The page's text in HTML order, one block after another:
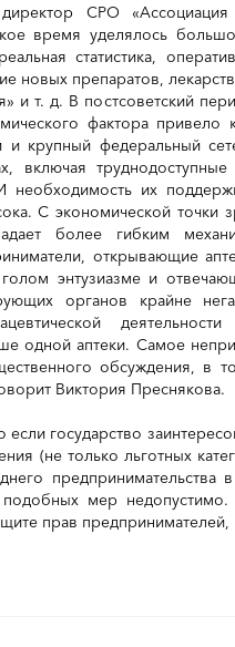
СРО
время уделялось
статистика,
новых препаратов,
и т. д. В постсоветский
фактора
и крупный федеральный
включая
их
С экономической точки
более гибким
открывающие
энтузиазме и
органов крайне
одной аптеки. Самое
обсуждения, в
Виктория Преснякова.
если государство
(не только льготных
подобных мер
прав предпринимателей,